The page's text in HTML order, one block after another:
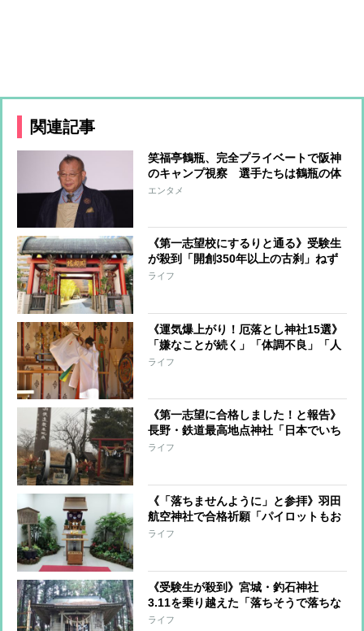
関連記事
笑福亭鶴瓶、完全プライベートで阪神
のキャンプ視察 選手たちは鶴瓶の体
をペタペタと触りながら「いいことあ
エンタメ
《第一志望校にするりと通る》受験生
が殺到「開創350年以上の古刹」ねず
み小僧が眠る寺院になぜ？【絶対
ライフ
《運気爆上がり！厄落とし神社15選》
「嫌なことが続く」「体調不良」「人
間関係がギクシャク」…よくない流れ
ライフ
《第一志望に合格しました！と報告》
長野・鉄道最高地点神社「日本でいち
ばん高い路線」に受験生や求職者が合
ライフ
《「落ちませんように」と参拝》羽田
航空神社で合格祈願「パイロットもお
参りに」【絶対に“落ちない”開運神社
ライフ
《受験生が殺到》宮城・釣石神社
3.11を乗り越えた「落ちそうで落ちな
い巨石」のご利益【“落ちない”開運神
ライフ